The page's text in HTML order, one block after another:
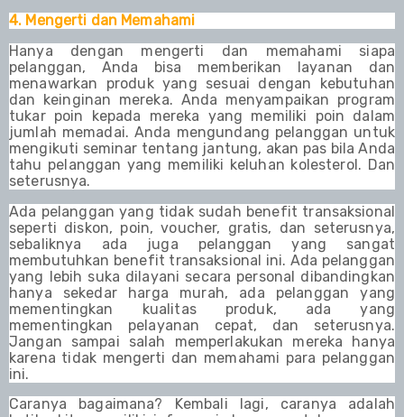
4. Mengerti dan Memahami
Hanya dengan mengerti dan memahami siapa
pelanggan, Anda bisa memberikan layanan dan
menawarkan produk yang sesuai dengan kebutuhan
dan keinginan mereka. Anda menyampaikan program
tukar poin kepada mereka yang memiliki poin dalam
jumlah memadai. Anda mengundang pelanggan untuk
mengikuti seminar tentang jantung, akan pas bila Anda
tahu pelanggan yang memiliki keluhan kolesterol. Dan
seterusnya.
Ada pelanggan yang tidak sudah benefit transaksional
seperti diskon, poin, voucher, gratis, dan seterusnya,
sebaliknya ada juga pelanggan yang sangat
membutuhkan benefit transaksional ini. Ada pelanggan
yang lebih suka dilayani secara personal dibandingkan
hanya sekedar harga murah, ada pelanggan yang
mementingkan kualitas produk, ada yang
mementingkan pelayanan cepat, dan seterusnya.
Jangan sampai salah memperlakukan mereka hanya
karena tidak mengerti dan memahami para pelanggan
ini.
Caranya bagaimana? Kembali lagi, caranya adalah